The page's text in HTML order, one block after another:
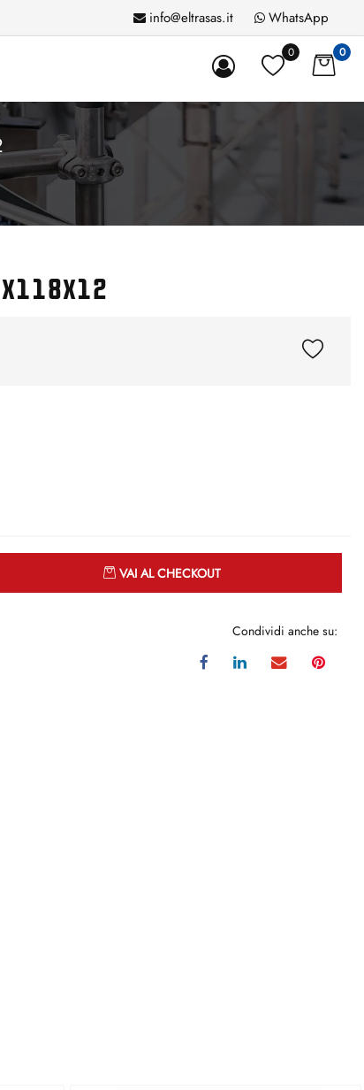
info@eltrasas.it WhatsApp
0 0
VAI AL CHECKOUT
Condividi anche su: